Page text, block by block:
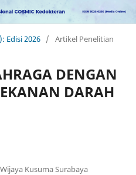
Edisi 2026 / Artikel Penelitian
DENGAN
DARAH
Kusuma Surabaya